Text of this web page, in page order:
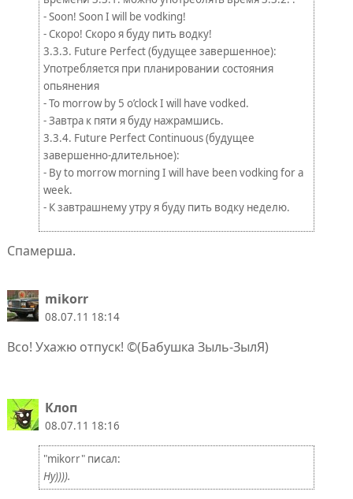
- Soon! Soon I will be vodking!
- Скоро! Скоро я буду пить водку!
3.3.3. Future Perfect (будущее завершенное):
Употребляется при планировании состояния
опьянения
- To morrow by 5 o’clock I will have vodked.
- Завтра к пяти я буду нажрамшись.
3.3.4. Future Perfect Continuous (будущее
завершенно-длительное):
- By to morrow morning I will have been vodking for a
week.
- К завтрашнему утру я буду пить водку неделю.
Спамерша.
mikorr
08.07.11 18:14
Всо! Ухажю отпуск! ©(Бабушка Зыль-ЗылЯ)
Клоп
08.07.11 18:16
"mikorr" писал:
Ну)))).